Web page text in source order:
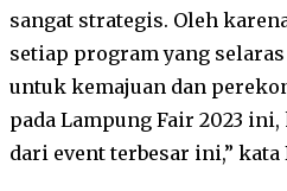
sangat strategis. Oleh
setiap program yang
untuk kemajuan dan
pada Lampung Fair 2023
dari event terbesar ini,” kata